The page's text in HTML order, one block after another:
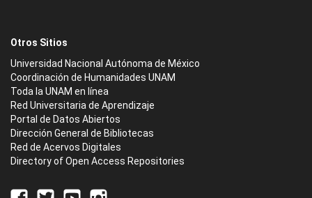
Otros Sitios
Universidad Nacional Autónoma de México
Coordinación de Humanidades UNAM
Toda la UNAM en línea
Red Universitaria de Aprendizaje
Portal de Datos Abiertos
Dirección General de Bibliotecas
Red de Acervos Digitales
Directory of Open Access Repositories